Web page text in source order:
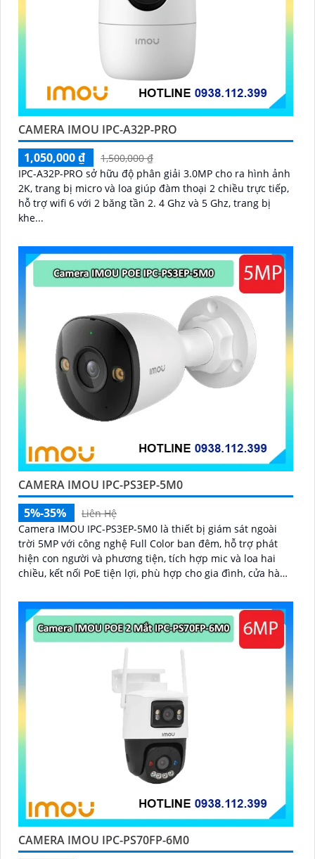
CAMERA IMOU IPC-A32P-PRO
1,050,000 ₫
1,500,000 ₫
IPC-A32P-PRO sở hữu độ phân giải 3.0MP cho ra hình ảnh
2K, trang bị micro và loa giúp đàm thoại 2 chiều trực tiếp,
hỗ trợ wifi 6 với 2 băng tần 2. 4 Ghz và 5 Ghz, trang bị
khe...
CAMERA IMOU IPC-PS3EP-5M0
5%-35%
Liên Hệ
Camera IMOU IPC-PS3EP-5M0 là thiết bị giám sát ngoài
trời 5MP với công nghệ Full Color ban đêm, hỗ trợ phát
hiện con người và phương tiện, tích hợp mic và loa hai
chiều, kết nối PoE tiện lợi, phù hợp cho gia đình, cửa hàng
CAMERA IMOU IPC-PS70FP-6M0